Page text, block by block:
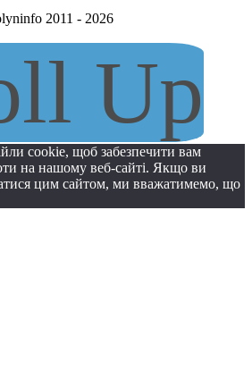
2011 - 2026
Up
cookie, щоб забезпечити вам
на нашому веб-сайті. Якщо ви
цим сайтом, ми вважатимемо, що